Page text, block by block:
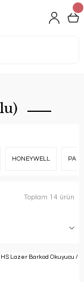
HONEYWELL
Toplam 14 ürün